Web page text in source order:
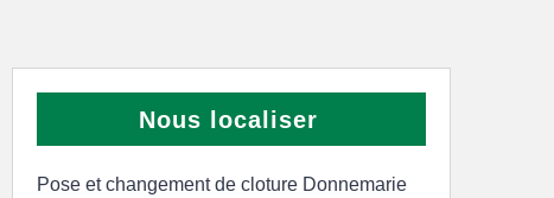
Nous localiser
Pose et changement de cloture Donnemarie